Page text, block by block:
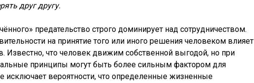
друг другу.
предательство строго доминирует над сотрудничеством.
на принятие того или иного решения человеком влияет
Известно, что человек движим собственной выгодой, но при
принципы могут быть более сильным фактором для
исключает вероятности, что определенные жизненные